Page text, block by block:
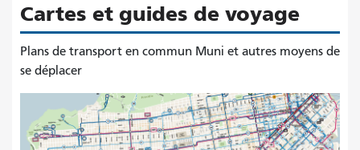
Cartes et guides de voyage
Plans de transport en commun Muni et autres moyens de
se déplacer